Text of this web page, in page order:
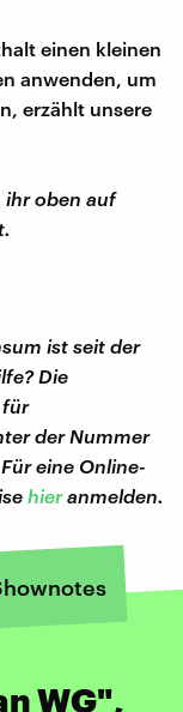
einen kleinen
anwenden, um
erzählt unsere
ihr oben auf
ist seit der
Die
für
der Nummer
eine Online-
hieranmelden.
WG",